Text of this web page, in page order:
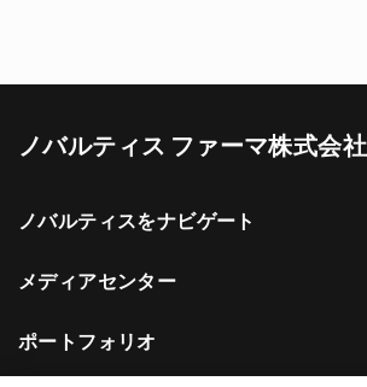
ノバルティス ファーマ株式会社
ノバルティスをナビゲート
メディアセンター
ポートフォリオ